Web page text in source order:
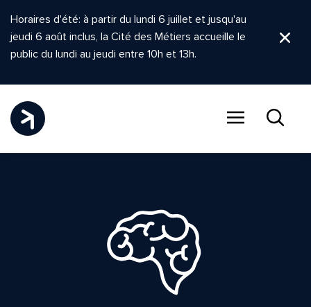
Horaires d'été: à partir du lundi 6 juillet et jusqu'au
jeudi 6 août inclus, la Cité des Métiers accueille le
public du lundi au jeudi entre 10h et 13h.